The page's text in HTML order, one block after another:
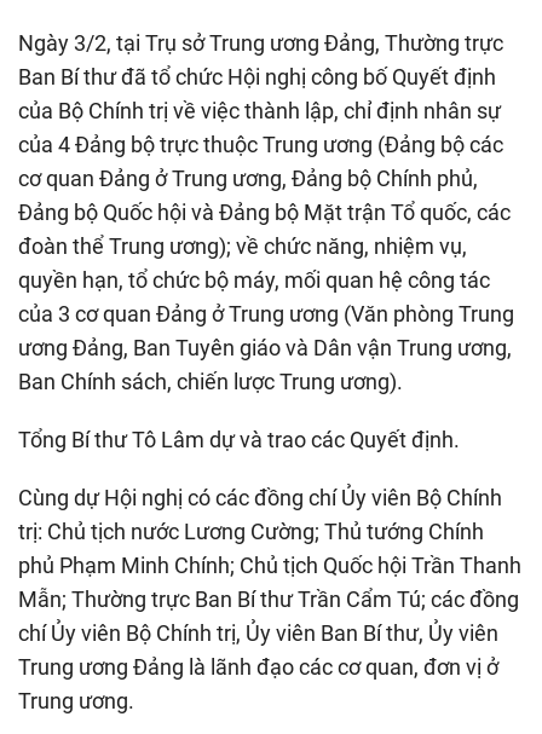
Ngày 3/2, tại Trụ sở Trung ương Đảng, Thường trực
Ban Bí thư đã tổ chức Hội nghị công bố Quyết định
của Bộ Chính trị về việc thành lập, chỉ định nhân sự
của 4 Đảng bộ trực thuộc Trung ương (Đảng bộ các
cơ quan Đảng ở Trung ương, Đảng bộ Chính phủ,
Đảng bộ Quốc hội và Đảng bộ Mặt trận Tổ quốc, các
đoàn thể Trung ương); về chức năng, nhiệm vụ,
quyền hạn, tổ chức bộ máy, mối quan hệ công tác
của 3 cơ quan Đảng ở Trung ương (Văn phòng Trung
ương Đảng, Ban Tuyên giáo và Dân vận Trung ương,
Ban Chính sách, chiến lược Trung ương).
Tổng Bí thư Tô Lâm dự và trao các Quyết định.
Cùng dự Hội nghị có các đồng chí Ủy viên Bộ Chính
trị: Chủ tịch nước Lương Cường; Thủ tướng Chính
phủ Phạm Minh Chính; Chủ tịch Quốc hội Trần Thanh
Mẫn; Thường trực Ban Bí thư Trần Cẩm Tú; các đồng
chí Ủy viên Bộ Chính trị, Ủy viên Ban Bí thư, Ủy viên
Trung ương Đảng là lãnh đạo các cơ quan, đơn vị ở
Trung ương.